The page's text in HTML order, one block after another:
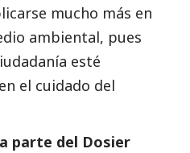
mucho más en
ambiental, pues
esté
el cuidado del
parte del Dosier